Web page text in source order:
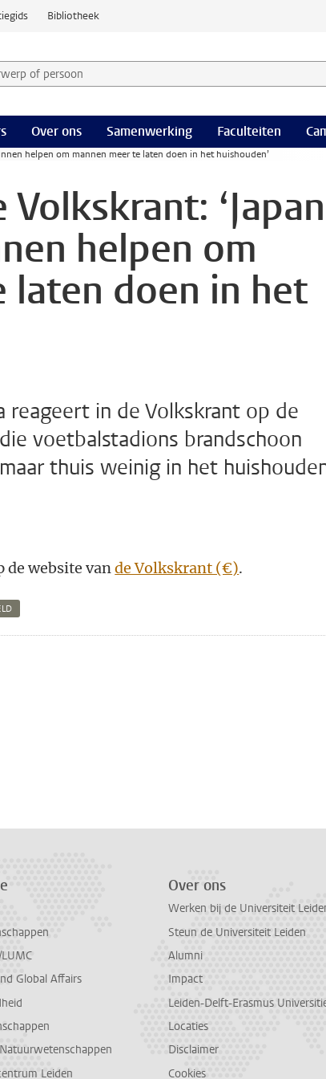
Bibliotheek
of persoon en selecteer categorie
Over ons Samenwerking Faculteiten
helpen om mannen meer te laten doen in het huishouden’
helpen om
laten doen in het
reageert in de Volkskrant op de
voetbalstadions brandschoon
thuis weinig in het
de website vande Volkskrant (€).
Global Affairs
Leiden
Over ons
Werken bij de Universiteit
Steun de Universiteit Leiden
Alumni
Impact
Leiden-Delft-Erasmus
Locaties
Disclaimer
Cookies